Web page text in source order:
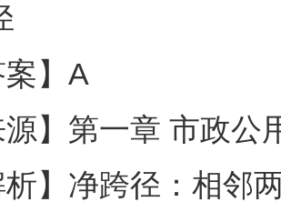
案】A
源】第一章 市政
析】净跨径：相邻